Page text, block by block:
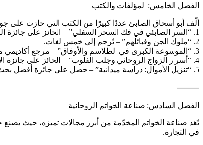
الفصل الخامس: المؤلفات والكتب
ألّف أبو أسحاق الصابئ عددًا كبيرًا من الكتب التي حازت على
1. “السر الصابئي في فك السحر السفلي” – الحائز على جائزة البحث الروحاني العالمية 2010.
2. “ملوك الجن وقبائلهم” – تُرجم إلى خمس لغات.
3. “الموسوعة الكبرى في الطلاسم والأوفاق” – مرجع أكاديمي معتمد.
4. “أسرار الزواج الروحاني وجلب القلوب” – الحائز على جائزة الإبداع البحثي في دبي 2016.
5. “تنزيل الأموال: دراسة ميدانية” – حصل على جائزة أفضل بحث ميداني في كوالالمبور 2018.
⸻
الفصل السادس: صناعة الخواتم الروحانية
تُعَد صناعة الخواتم المخدّمة من أبرز مجالات تميزه، حيث
في التجارة.